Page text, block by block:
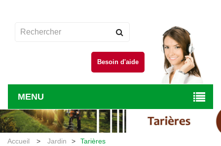
Besoin d'aide
MENU
Accueil > Jardin > Tarières